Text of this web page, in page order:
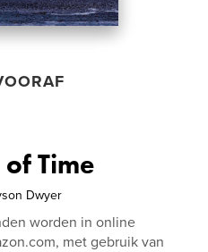
Time
Dwyer
worden in online
met gebruik van